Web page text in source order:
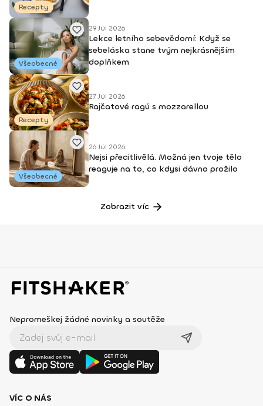
Recepty
Všeobecné
29 Júl 2026
Lekce letního sebevědomí: Když se
sebeláska stane tvým nejkrásnějším
doplňkem
Recepty
27 Júl 2026
Rajčatové ragú s mozzarellou
Všeobecné
26 Júl 2026
Nejsi přecitlivělá. Možná jen tvoje tělo
reaguje na to, co kdysi dávno prožilo
Zobrazit víc
Nepromeškej žádné novinky a soutěže
VÍC O NÁS